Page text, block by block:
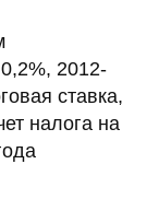
2012-
ставка,
налога на